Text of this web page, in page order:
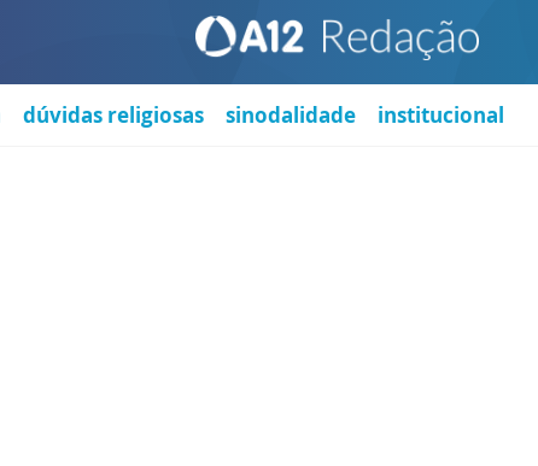
dúvidas religiosas sinodalidade institucional